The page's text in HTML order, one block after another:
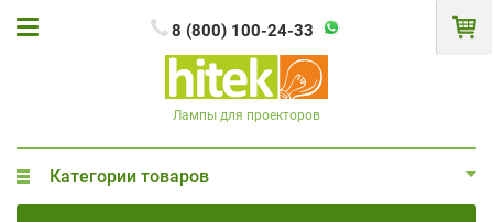
8 (800) 100-24-33
Лампы для проекторов
Категории товаров